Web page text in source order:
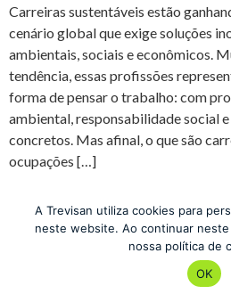
Carreiras sustentáveis estão
cenário global que exige soluções
ambientais, sociais e econômicos.
tendência, essas profissões
forma de pensar o trabalho: com
ambiental, responsabilidade social
concretos. Mas afinal, o que são
ocupações […]
Escola de
Todos os direitos
A Trevisan utiliza cookies para
neste website. Ao continuar
nossa política de
OK